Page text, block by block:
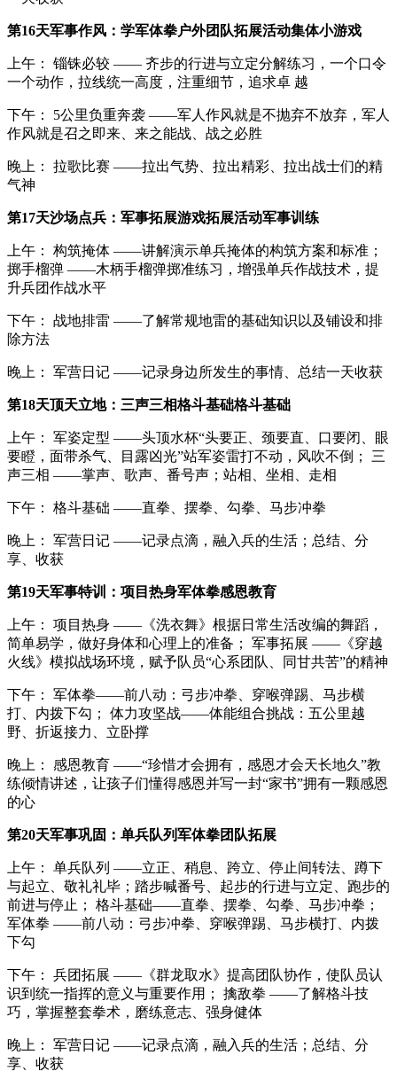
第16天军事作风：学军体拳户外团队拓展活动集体小游戏
上午： 锱铢必较 —— 齐步的行进与立定分解练习，一个口令
一个动作，拉线统一高度，注重细节，追求卓 越
下午： 5公里负重奔袭 ——军人作风就是不抛弃不放弃，军人
作风就是召之即来、来之能战、战之必胜
晚上： 拉歌比赛 ——拉出气势、拉出精彩、拉出战士们的精
气神
第17天沙场点兵：军事拓展游戏拓展活动军事训练
上午： 构筑掩体 ——讲解演示单兵掩体的构筑方案和标准；
掷手榴弹 ——木柄手榴弹掷准练习，增强单兵作战技术，提
升兵团作战水平
下午： 战地排雷 ——了解常规地雷的基础知识以及铺设和排
除方法
晚上： 军营日记 ——记录身边所发生的事情、总结一天收获
第18天顶天立地：三声三相格斗基础格斗基础
上午： 军姿定型 ——头顶水杯“头要正、颈要直、口要闭、眼
要瞪，面带杀气、目露凶光”站军姿雷打不动，风吹不倒； 三
声三相 ——掌声、歌声、番号声；站相、坐相、走相
下午： 格斗基础 ——直拳、摆拳、勾拳、马步冲拳
晚上： 军营日记 ——记录点滴，融入兵的生活；总结、分
享、收获
第19天军事特训：项目热身军体拳感恩教育
上午： 项目热身 ——《洗衣舞》根据日常生活改编的舞蹈，
简单易学，做好身体和心理上的准备； 军事拓展 ——《穿越
火线》模拟战场环境，赋予队员“心系团队、同甘共苦”的精神
下午： 军体拳——前八动：弓步冲拳、穿喉弹踢、马步横
打、内拨下勾； 体力攻坚战——体能组合挑战：五公里越
野、折返接力、立卧撑
晚上： 感恩教育 ——“珍惜才会拥有，感恩才会天长地久”教
练倾情讲述，让孩子们懂得感恩并写一封“家书”拥有一颗感恩
的心
第20天军事巩固：单兵队列军体拳团队拓展
上午： 单兵队列 ——立正、稍息、跨立、停止间转法、蹲下
与起立、敬礼礼毕；踏步喊番号、起步的行进与立定、跑步的
前进与停止； 格斗基础——直拳、摆拳、勾拳、马步冲拳；
军体拳 ——前八动：弓步冲拳、穿喉弹踢、马步横打、内拨
下勾
下午： 兵团拓展 ——《群龙取水》提高团队协作，使队员认
识到统一指挥的意义与重要作用； 擒敌拳 ——了解格斗技
巧，掌握整套拳术，磨练意志、强身健体
晚上： 军营日记 ——记录点滴，融入兵的生活；总结、分
享、收获